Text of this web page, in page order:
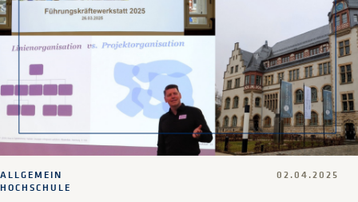
ALLGEMEIN
HOCHSCHULE
02.04.2025